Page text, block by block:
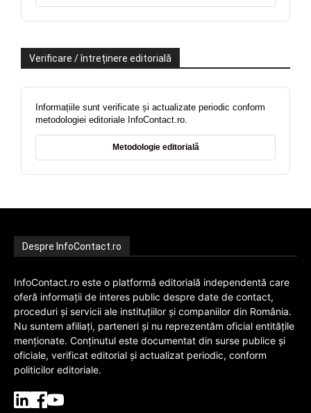
Verificare / întreținere editorială
Informațiile sunt verificate și actualizate periodic conform
metodologiei editoriale InfoContact.ro.
Metodologie editorială
Despre InfoContact.ro
InfoContact.ro este o platformă editorială independentă care
oferă informații de interes public despre date de contact,
proceduri și servicii ale instituțiilor și companiilor din România.
Nu suntem afiliați, parteneri și nu reprezentăm oficial entitățile
menționate. Conținutul este documentat din surse publice și
oficiale, verificat editorial și actualizat periodic, conform
politicilor editoriale.